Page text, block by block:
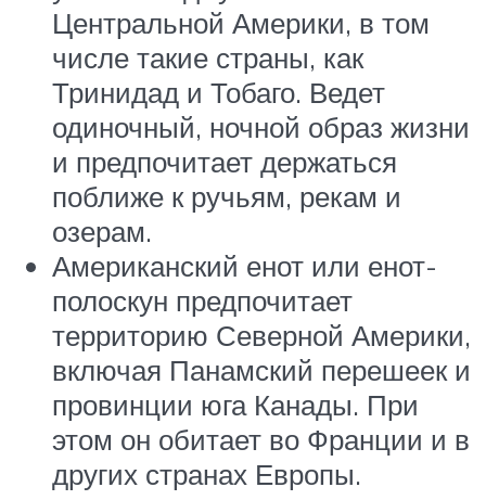
Центральной Америки, в том
числе такие страны, как
Тринидад и Тобаго. Ведет
одиночный, ночной образ жизни
и предпочитает держаться
поближе к ручьям, рекам и
озерам.
Американский енот или енот-
полоскун предпочитает
территорию Северной Америки,
включая Панамский перешеек и
провинции юга Канады. При
этом он обитает во Франции и в
других странах Европы.